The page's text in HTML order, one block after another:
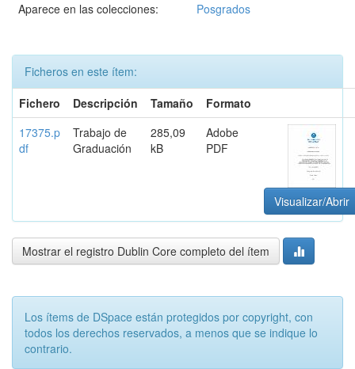
Aparece en las colecciones:
Posgrados
Ficheros en este ítem:
Fichero
Descripción Tamaño
Formato
17375.p
df
Trabajo de
Graduación
285,09
kB
Adobe
PDF
Visualizar/Abrir
Mostrar el registro Dublin Core completo del ítem
Los ítems de DSpace están protegidos por copyright, con
todos los derechos reservados, a menos que se indique lo
contrario.